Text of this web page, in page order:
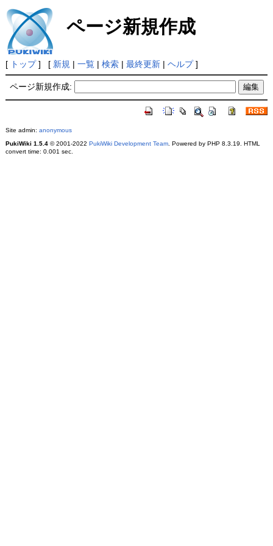
ページ新規作成
[ トップ] [ 新規 | 一覧| 検索| 最終更新| ヘルプ]
ページ新規作成:
Site admin: anonymous
PukiWiki 1.5.4© 2001-2022 PukiWiki Development Team. Powered by PHP 8.3.19. HTML
convert time: 0.001 sec.